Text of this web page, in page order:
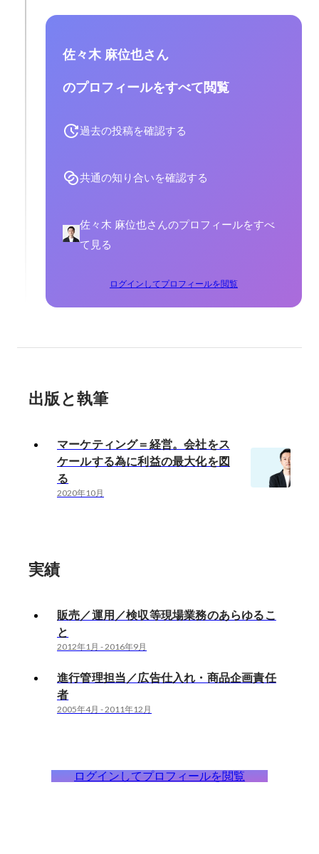
佐々木 麻位也さん
のプロフィールをすべて閲覧
過去の投稿を確認する
共通の知り合いを確認する
佐々木 麻位也さんのプロフィールをすべ
て見る
ログインしてプロフィールを閲覧
出版と執筆
マーケティング＝経営。会社をス
ケールする為に利益の最大化を図
る
2020年10月
実績
販売／運用／検収等現場業務のあらゆるこ
と
2012年1月 -2016年9月
進行管理担当／広告仕入れ・商品企画責任
者
2005年4月 -2011年12月
ログインしてプロフィールを閲覧